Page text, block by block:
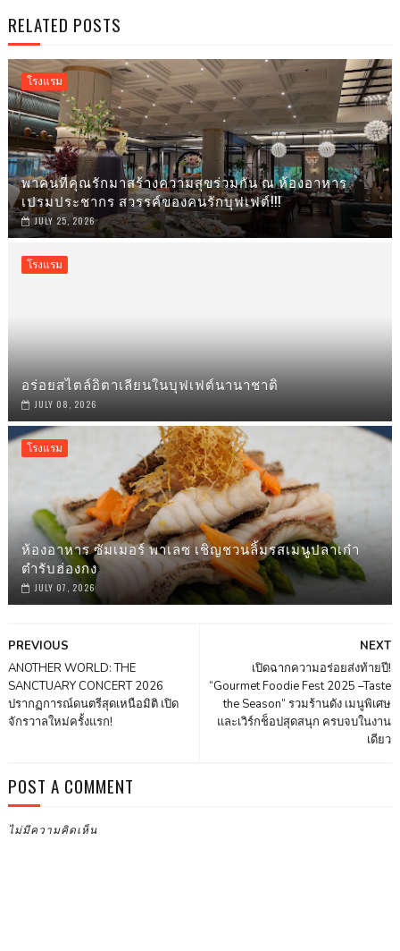
RELATED POSTS
โรงแรม
พาคนที่คุณรักมาสร้างความสุขร่วมกัน ณ ห้องอาหาร
เปรมประชากร สวรรค์ของคนรักบุฟเฟต์!!!
JULY 25, 2026
โรงแรม
อร่อยสไตล์อิตาเลียนในบุฟเฟต์นานาชาติ
JULY 08, 2026
โรงแรม
ห้องอาหาร ซัมเมอร์ พาเลซ เชิญชวนลิ้มรสเมนูปลาเก๋า
ตำรับฮ่องกง
JULY 07, 2026
NEXT
เปิดฉากความอร่อยส่งท้ายปี!
“Gourmet Foodie Fest 2025 –Taste
the Season” รวมร้านดัง เมนูพิเศษ
และเวิร์กช็อปสุดสนุก ครบจบในงาน
เดียว
PREVIOUS
ANOTHER WORLD: THE
SANCTUARY CONCERT 2026
ปรากฏการณ์ดนตรีสุดเหนือมิติ เปิด
จักรวาลใหม่ครั้งแรก!
POST A COMMENT
ไม่มีความคิดเห็น